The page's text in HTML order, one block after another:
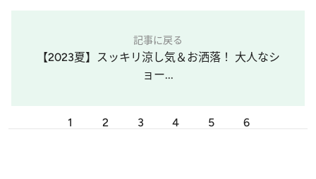
記事に戻る
【2023夏】スッキリ涼し気＆お洒落！ 大人なシ
ョー...
1 2 3 4 5 6